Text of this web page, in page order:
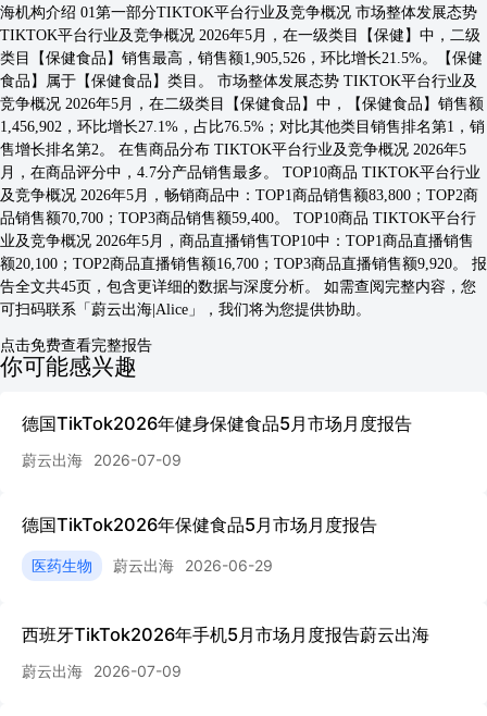
海机构介绍 01第一部分TIKTOK平台⾏业及竞争概况 市场整体发展态势
TIKTOK平台⾏业及竞争概况 2026年5月，在一级类目【保健】中，二级
类目【保健食品】销售最高，销售额1,905,526，环比增长21.5%。【保健
食品】属于【保健食品】类目。 市场整体发展态势 TIKTOK平台⾏业及
竞争概况 2026年5月，在二级类目【保健食品】中，【保健食品】销售额
1,456,902，环比增长27.1%，占比76.5%；对比其他类目销售排名第1，销
售增长排名第2。 在售商品分布 TIKTOK平台⾏业及竞争概况 2026年5
月，在商品评分中，4.7分产品销售最多。 TOP10商品 TIKTOK平台⾏业
及竞争概况 2026年5月，畅销商品中：TOP1商品销售额83,800；TOP2商
品销售额70,700；TOP3商品销售额59,400。 TOP10商品 TIKTOK平台⾏
业及竞争概况 2026年5月，商品直播销售TOP10中：TOP1商品直播销售
额20,100；TOP2商品直播销售额16,700；TOP3商品直播销售额9,920。 报
告全⽂共45⻚，包含更详细的数据与深度分析。 如需查阅完整内容，您
可扫码联系「蔚云出海|Alice」，我们将为您提供协助。
点击免费查看完整报告
你可能感兴趣
德国TikTok2026年健身保健食品5月市场月度报告
蔚云出海 2026-07-09
德国TikTok2026年保健食品5月市场月度报告
医药生物 蔚云出海 2026-06-29
西班牙TikTok2026年手机5月市场月度报告蔚云出海
蔚云出海 2026-07-09